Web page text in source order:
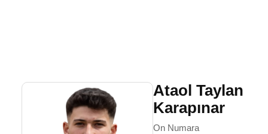
Ataol Taylan
Karapınar
On Numara